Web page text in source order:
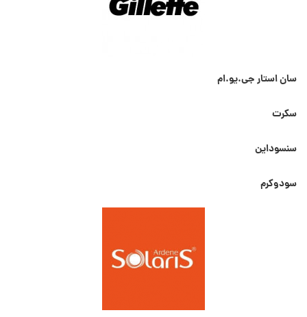
سان استار جی.یو.ام
سکرت
سنسوداین
سودوکرم